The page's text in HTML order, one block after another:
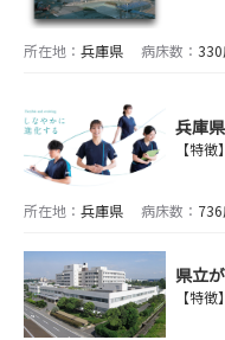
所在地： 兵庫県 病床数：
兵庫
所在地： 兵庫県 病床数：
県立